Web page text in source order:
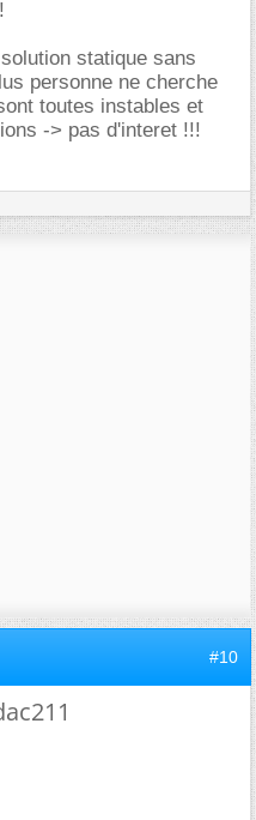
statique sans
personne ne cherche
toutes instables et
-> pas d'interet !!!
#10